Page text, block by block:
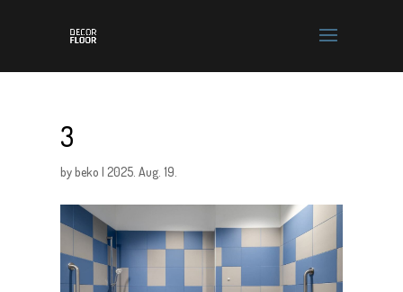
3
bybeko |2025. Aug. 19.